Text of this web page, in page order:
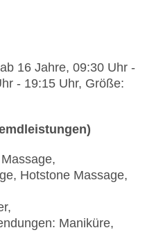
16 Jahre, 09:30 Uhr -
- 19:15 Uhr, Größe:
Hotstone Massage,
Maniküre,